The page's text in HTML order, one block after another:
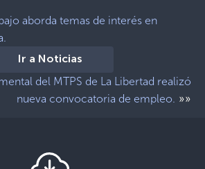
aborda temas de interés en
Ir a Noticias
del MTPS de La Libertad realizó
nueva convocatoria de empleo. »»